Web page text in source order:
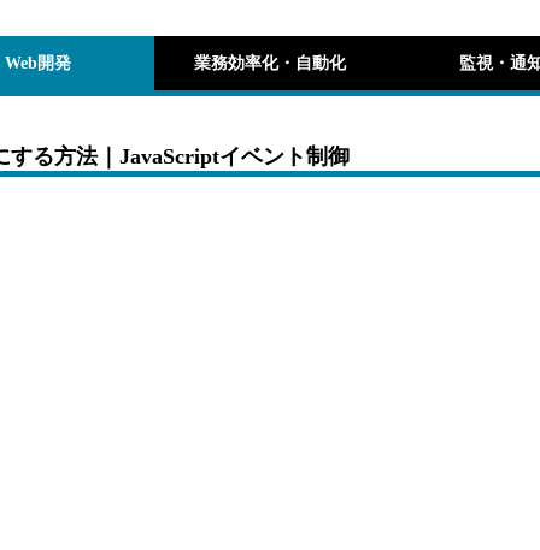
Web開発 業務効率化・自動化 監視・通
る方法｜JavaScriptイベント制御